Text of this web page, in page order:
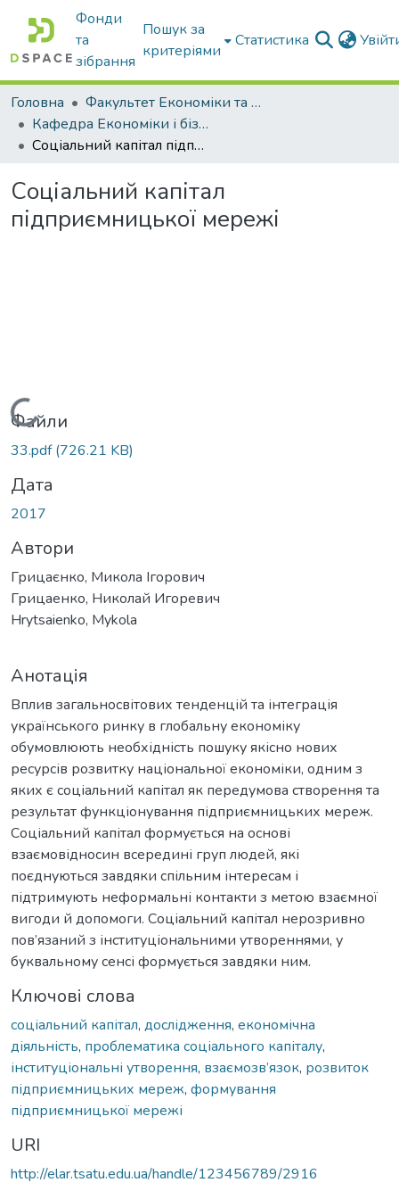
Фонди
та
зібрання
Пошук за
критеріями
Статистика
Головна
Факультет Економіки та бізнесу
Кафедра Економіки і бізнесу
Соціальний капітал підприємницької мережі
Соціальний капітал
підприємницької мережі
Вантажиться...
Файли
33.pdf(726.21 KB)
Дата
2017
Автори
Грицаєнко, Микола Ігорович
Грицаенко, Николай Игоревич
Hrytsaienko, Mykola
Анотація
Вплив загальносвітових тенденцій та інтеграція
українського ринку в глобальну економіку
обумовлюють необхідність пошуку якісно нових
ресурсів розвитку національної економіки, одним з
яких є соціальний капітал як передумова створення та
результат функціонування підприємницьких мереж.
Соціальний капітал формується на основі
взаємовідносин всередині груп людей, які
поєднуються завдяки спільним інтересам і
підтримують неформальні контакти з метою взаємної
вигоди й допомоги. Соціальний капітал нерозривно
пов’язаний з інституціональними утвореннями, у
буквальному сенсі формується завдяки ним.
Ключові слова
соціальний капітал, дослідження, економічна
діяльність, проблематика соціального капіталу,
інституціональні утворення, взаємозв’язок, розвиток
підприємницьких мереж, формування
підприємницької мережі
URI
http://elar.tsatu.edu.ua/handle/123456789/2916